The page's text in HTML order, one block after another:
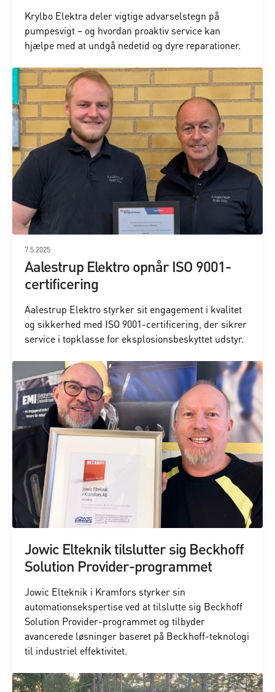
Krylbo Elektra deler vigtige advarselstegn på
pumpesvigt – og hvordan proaktiv service kan
hjælpe med at undgå nedetid og dyre reparationer.
7.5.2025
Aalestrup Elektro opnår ISO 9001-
certificering
Aalestrup Elektro styrker sit engagement i kvalitet
og sikkerhed med ISO 9001-certificering, der sikrer
service i topklasse for eksplosionsbeskyttet udstyr.
Jowic Elteknik tilslutter sig Beckhoff
Solution Provider-programmet
Jowic Elteknik i Kramfors styrker sin
automationsekspertise ved at tilslutte sig Beckhoff
Solution Provider-programmet og tilbyder
avancerede løsninger baseret på Beckhoff-teknologi
til industriel effektivitet.